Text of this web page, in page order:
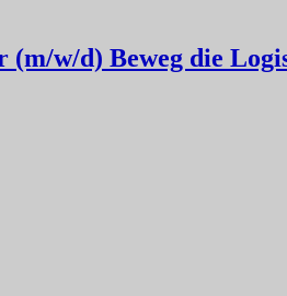
(m/w/d) Beweg die